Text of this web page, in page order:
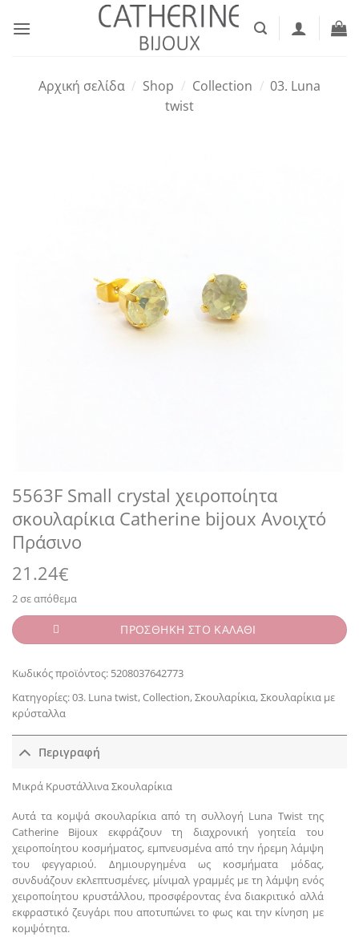
στο
Αρχική σελίδα / Shop / Collection / 03. Luna
twist
5563F Small crystal χειροποίητα
σκουλαρίκια Catherine bijoux Ανοιχτό
Πράσινο
21.24€
2 σε απόθεμα
ΠΡΟΣΘΗΚΗ ΣΤΟ ΚΑΛΑΘΙ
Κωδικός προϊόντος: 5208037642773
Κατηγορίες:03. Luna twist,Collection,Σκουλαρίκια,Σκουλαρίκια με
κρύσταλλα
Περιγραφή
Μικρά Κρυστάλλινα Σκουλαρίκια
Αυτά τα κομψά σκουλαρίκια από τη συλλογή Luna Twist της
Catherine Bijoux εκφράζουν τη διαχρονική γοητεία του
χειροποίητου κοσμήματος, εμπνευσμένα από την ήρεμη λάμψη
του φεγγαριού. Δημιουργημένα ως κοσμήματα μόδας,
συνδυάζουν εκλεπτυσμένες, μίνιμαλ γραμμές με τη λάμψη ενός
χειροποίητου κρυστάλλου, προσφέροντας ένα διακριτικό αλλά
εκφραστικό ζευγάρι που αποτυπώνει το φως και την κίνηση με
κομψότητα.